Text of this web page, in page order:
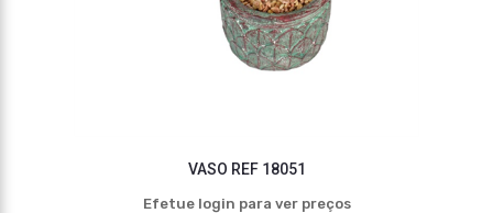
VASO REF 18051
Efetue login para ver preços